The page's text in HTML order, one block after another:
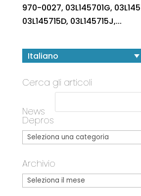
970-0027, 03L145701G,
03L145715D, 03L145715J,...
Italiano
Cerca gli articoli
News
Depros
Archivio